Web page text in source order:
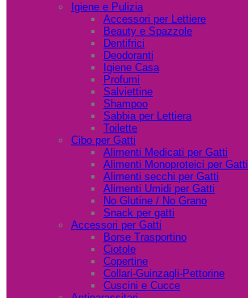
Igiene e Pulizia
Accessori per Lettiere
Beauty e Spazzole
Dentifrici
Deodoranti
Igiene Casa
Profumi
Salviettine
Shampoo
Sabbia per Lettiera
Toilette
Cibo per Gatti
Alimenti Medicati per Gatti
Alimenti Monoproteici per Gatti
Alimenti secchi per Gatti
Alimenti Umidi per Gatti
No Glutine / No Grano
Snack per gatti
Accessori per Gatti
Borse Trasportino
Ciotole
Copertine
Collari-Guinzagli-Pettorine
Cuscini e Cucce